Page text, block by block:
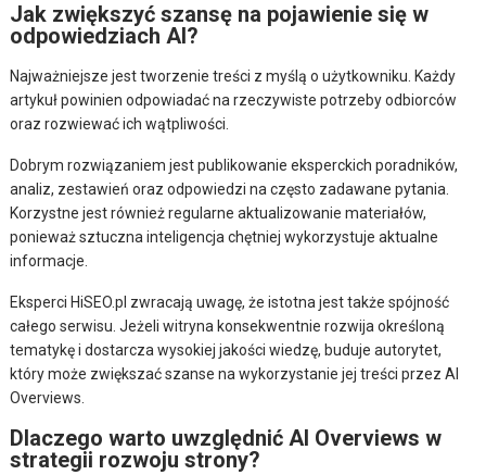
Jak zwiększyć szansę na pojawienie się w
odpowiedziach AI?
Najważniejsze jest tworzenie treści z myślą o użytkowniku. Każdy
artykuł powinien odpowiadać na rzeczywiste potrzeby odbiorców
oraz rozwiewać ich wątpliwości.
Dobrym rozwiązaniem jest publikowanie eksperckich poradników,
analiz, zestawień oraz odpowiedzi na często zadawane pytania.
Korzystne jest również regularne aktualizowanie materiałów,
ponieważ sztuczna inteligencja chętniej wykorzystuje aktualne
informacje.
Eksperci HiSEO.pl zwracają uwagę, że istotna jest także spójność
całego serwisu. Jeżeli witryna konsekwentnie rozwija określoną
tematykę i dostarcza wysokiej jakości wiedzę, buduje autorytet,
który może zwiększać szanse na wykorzystanie jej treści przez AI
Overviews.
Dlaczego warto uwzględnić AI Overviews w
strategii rozwoju strony?